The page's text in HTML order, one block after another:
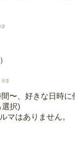
※3
〜、好きな日時に
選択)
マはありません。